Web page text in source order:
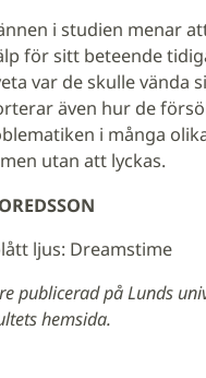
i studien menar
för sitt beteende
var de skulle vända
även hur de
i många
utan att lyckas.
ljus: Dreamstime
publicerad på Lunds
hemsida.